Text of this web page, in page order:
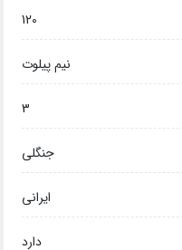
120
نیم پیلوت
3
جنگلی
ایرانی
دارد